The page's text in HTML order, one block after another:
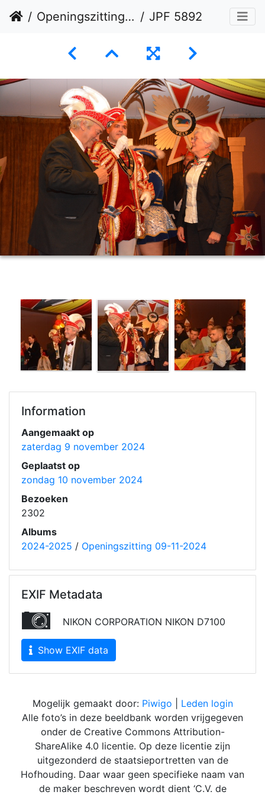
Openingszitting 09-11-2024 JPF 5892
Information
Aangemaakt op
zaterdag 9 november 2024
Geplaatst op
zondag 10 november 2024
Bezoeken
2302
Albums
2024-2025 / Openingszitting 09-11-2024
EXIF Metadata
NIKON CORPORATION NIKON D7100
Show EXIF data
Mogelijk gemaakt door: Piwigo
Leden login
Alle foto’s in deze beeldbank worden vrijgegeven
onder de Creative Commons Attribution-
ShareAlike 4.0 licentie. Op deze licentie zijn
uitgezonderd de staatsieportretten van de
Hofhouding. Daar waar geen specifieke naam van
de maker beschreven wordt dient ‘C.V. de